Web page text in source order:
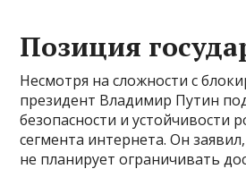
Позиция
Несмотря на сложности с
президент Владимир Путин
безопасности и устойчивости
сегмента интернета. Он
не планирует ограничивать